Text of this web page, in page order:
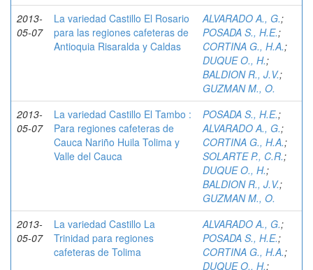
2013-
05-07
La variedad Castillo El Rosario
para las regiones cafeteras de
Antioquia Risaralda y Caldas
ALVARADO A., G.;
POSADA S., H.E.;
CORTINA G., H.A.;
DUQUE O., H.;
BALDION R., J.V.;
GUZMAN M., O.
2013-
05-07
La variedad Castillo El Tambo :
Para regiones cafeteras de
Cauca Nariño Huila Tolima y
Valle del Cauca
POSADA S., H.E.;
ALVARADO A., G.;
CORTINA G., H.A.;
SOLARTE P., C.R.;
DUQUE O., H.;
BALDION R., J.V.;
GUZMAN M., O.
2013-
05-07
La variedad Castillo La
Trinidad para regiones
cafeteras de Tolima
ALVARADO A., G.;
POSADA S., H.E.;
CORTINA G., H.A.;
DUQUE O., H.;